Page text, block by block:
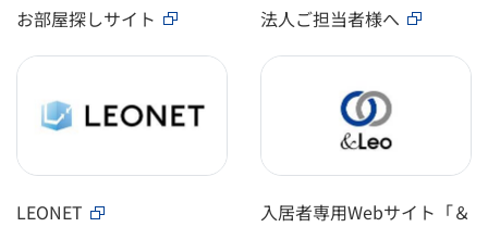
お部屋探しサイト 法人ご担当者様へ
LEONET
入居者専用Webサイト「＆